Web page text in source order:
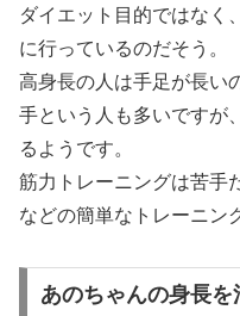
ダイエット目的ではなく
に行っているのだそう。
高身長の人は手足が長い
手という人も多いですが
るようです。
筋力トレーニングは苦手
などの簡単なトレーニン
あのちゃんの身長